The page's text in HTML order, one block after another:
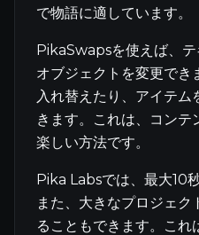
で物語に適しています。
PikaSwapsを使えば、
オブジェクトを変更でき
入れ替えたり、アイテ
きます。これは、コンテ
楽しい方法です。
Pika Labsでは、最大10
また、大きなプロジェ
ることもできます。これ